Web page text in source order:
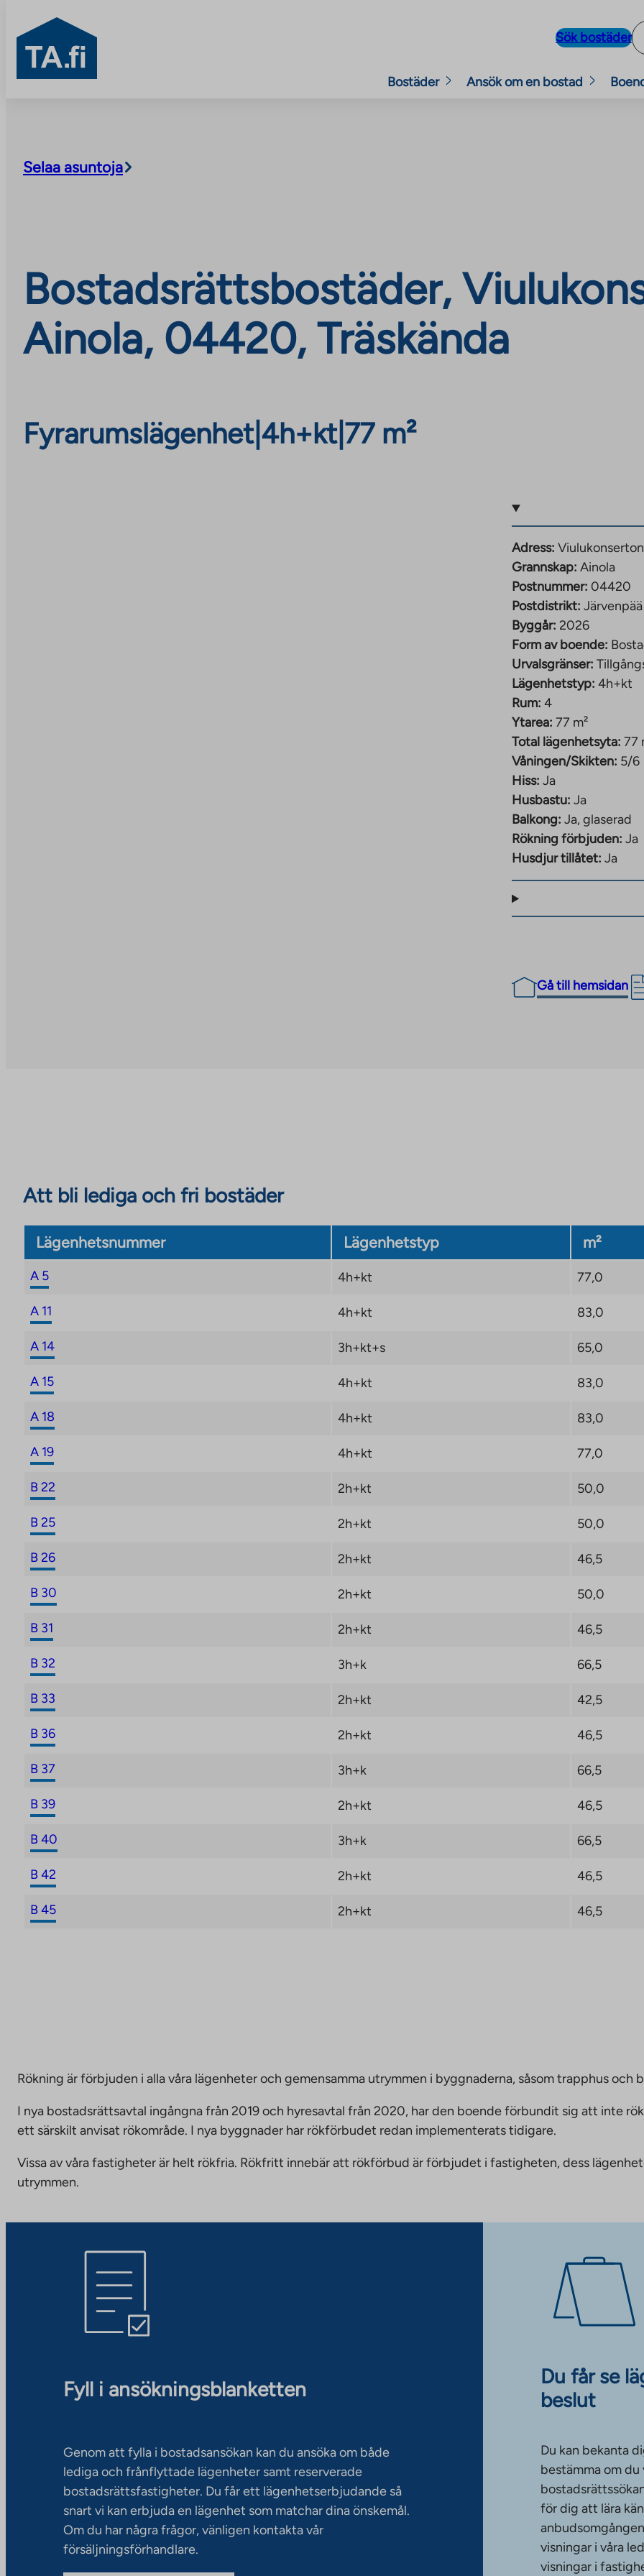
TA.fi
Sök bostäder
Bostäder Ansök om en bostad
Selaa asuntoja
Bostadsrättsbostäder,
Ainola, 04420, Träskända
Fyrarumslägenhet| 4h+kt| 77 m²
Adress:
Grannskap: Ainola
Postnummer: 04420
Postdistrikt: Järvenpää
Byggår: 2026
Form av boende:
Urvalsgränser:
Lägenhetstyp: 4h+kt
Rum: 4
Ytarea: 77 m²
Total lägenhetsyta: 77
Våningen/Skikten: 5/6
Hiss: Ja
Husbastu: Ja
Balkong: Ja, glaserad
Rökning förbjuden: Ja
Husdjur tillåtet: Ja
Gå till hemsidan
Att bli lediga och fri bostäder
Lägenhetsnummer Lägenhetstyp m²
A 5 4h+kt 77,0
A 11 4h+kt 83,0
A 14 3h+kt+s 65,0
A 15 4h+kt 83,0
A 18 4h+kt 83,0
A 19 4h+kt 77,0
B 22 2h+kt 50,0
B 25 2h+kt 50,0
B 26 2h+kt 46,5
B 30 2h+kt 50,0
B 31 2h+kt 46,5
B 32 3h+k 66,5
B 33 2h+kt 42,5
B 36 2h+kt 46,5
B 37 3h+k 66,5
B 39 2h+kt 46,5
B 40 3h+k 66,5
B 42 2h+kt 46,5
B 45 2h+kt 46,5
Rökning är förbjuden i alla våra lägenheter och gemensamma utrymmen i byggnaderna, såsom trapphus och
I nya bostadsrättsavtal ingångna från 2019 och hyresavtal från 2020, har den boende förbundit sig att inte
ett särskilt anvisat rökområde. I nya byggnader har rökförbudet redan implementerats tidigare.
Vissa av våra fastigheter är helt rökfria. Rökfritt innebär att rökförbud är förbjudet i fastigheten, dess
utrymmen.
Fyll i ansökningsblanketten
Genom att fylla i bostadsansökan kan du ansöka om både
lediga och frånflyttade lägenheter samt reserverade
bostadsrättsfastigheter. Du får ett lägenhetserbjudande så
snart vi kan erbjuda en lägenhet som matchar dina önskemål.
Om du har några frågor, vänligen kontakta vår
försäljningsförhandlare.
Du får se
beslut
Du kan bekanta
bestämma om du
för dig att lära
visningar i våra
visningar i